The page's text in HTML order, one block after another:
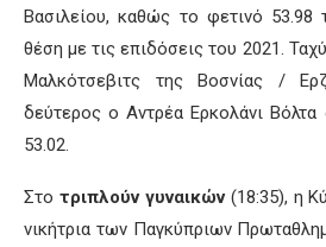
Βασιλείου, καθώς το φετινό 53.98
θέση με τις επιδόσεις του 2021.
Μαλκότσεβιτς της Βοσνίας /
δεύτερος ο Αντρέα Ερκολάνι
53.02.
Στο τριπλούν γυναικών(18:35), η
νικήτρια των Παγκύπριων